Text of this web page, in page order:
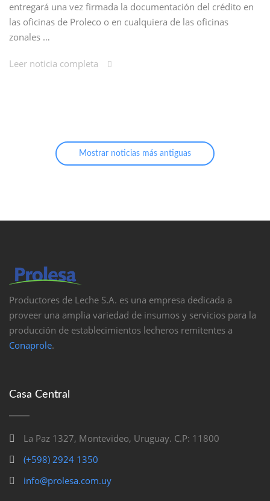
entregará una vez firmada la documentación del crédito en
las oficinas de Proleco o en cualquiera de las oficinas
zonales …
Leer noticia completa
Mostrar noticias más antiguas
Productores de Leche S.A. es una empresa dedicada a
proveer una amplia variedad de insumos y servicios para la
producción de establecimientos lecheros remitentes a
Conaprole.
Casa Central
La Paz 1327, Montevideo, Uruguay. C.P: 11800
(+598) 2924 1350
info@prolesa.com.uy